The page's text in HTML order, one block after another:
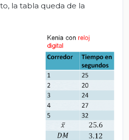
la tabla queda de la